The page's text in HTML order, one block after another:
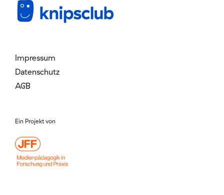
Login
Impressum
Datenschutz
AGB
Ein Projekt von